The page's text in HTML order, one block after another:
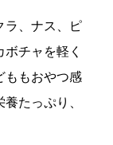
ラ、ナス、ピ
チャを軽く
ももおやつ感
たっぷり、